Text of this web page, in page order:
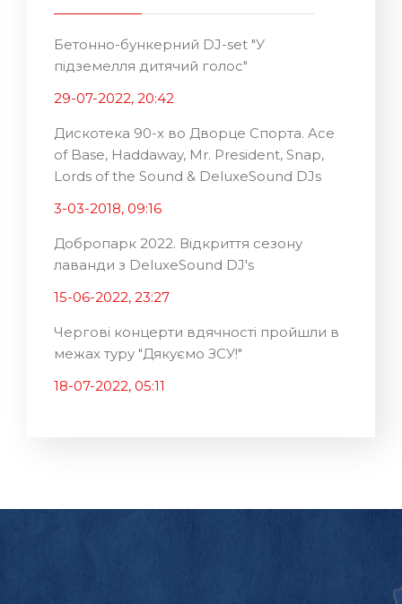
Бетонно-бункерний DJ-set "У
підземелля дитячий голос"
29-07-2022, 20:42
Дискотека 90-х во Дворце Спорта. Ace
of Base, Haddaway, Mr. President, Snap,
Lords of the Sound & DeluxeSound DJs
3-03-2018, 09:16
Добропарк 2022. Відкриття сезону
лаванди з DeluxeSound DJ's
15-06-2022, 23:27
Чергові концерти вдячності пройшли в
межах туру "Дякуємо ЗСУ!"
18-07-2022, 05:11